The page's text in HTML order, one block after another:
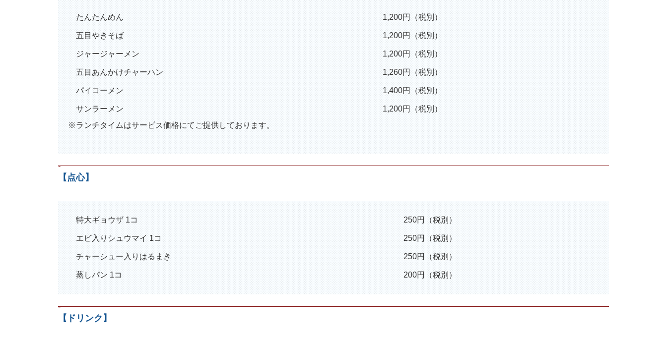
たんたんめん 1,200円（税別）
五目やきそば 1,200円（税別）
ジャージャーメン 1,200円（税別）
五目あんかけチャーハン 1,260円（税別）
パイコーメン 1,400円（税別）
サンラーメン
1,200円（税別）
※ランチタイムはサービス価格にてご提供しております。
-
【点心】
特大ギョウザ 1コ 250円（税別）
エビ入りシュウマイ 1コ 250円（税別）
チャーシュー入りはるまき 250円（税別）
蒸しパン 1コ 200円（税別）
-
【ドリンク】